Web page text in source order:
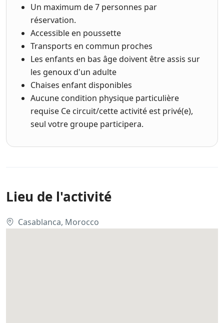
Un maximum de 7 personnes par
réservation.
Accessible en poussette
Transports en commun proches
Les enfants en bas âge doivent être assis sur
les genoux d'un adulte
Chaises enfant disponibles
Aucune condition physique particulière
requise Ce circuit/cette activité est privé(e),
seul votre groupe participera.
Lieu de l'activité
Casablanca, Morocco